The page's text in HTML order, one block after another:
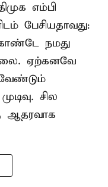
எம்பி
பேசியதாவது:
நமது
ஏற்கனவே
சில
ஆதரவாக